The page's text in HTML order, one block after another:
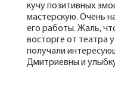
кучу позитивных
мастерскую. Очень
его работы. Жаль,
восторге от театра
получали
Дмитриевны и